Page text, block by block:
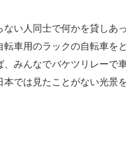
ない人同士で何かを貸しあ
転車用のラックの自転車を
、みんなでバケツリレーで
本では見たことがない光景